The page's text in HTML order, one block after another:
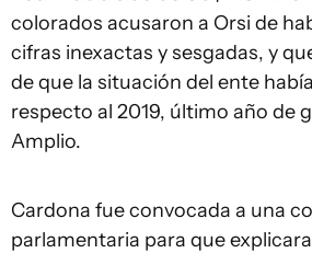
colorados acusaron a Orsi de
cifras inexactas y sesgadas, y
de que la situación del ente
respecto al 2019, último año de
Amplio.
Cardona fue convocada a una
parlamentaria para que